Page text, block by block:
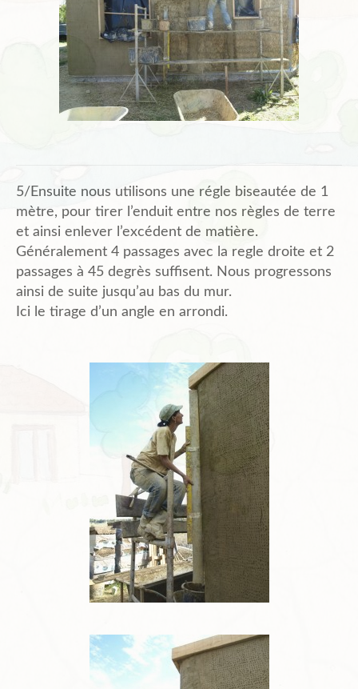
5/Ensuite nous utilisons une régle biseautée de 1
mètre, pour tirer l’enduit entre nos règles de terre
et ainsi enlever l’excédent de matière.
Généralement 4 passages avec la regle droite et 2
passages à 45 degrès suffisent. Nous progressons
ainsi de suite jusqu’au bas du mur.
Ici le tirage d’un angle en arrondi.